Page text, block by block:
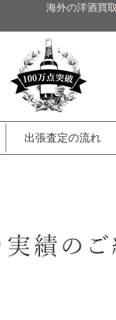
海外の洋酒買
出張査定の流れ